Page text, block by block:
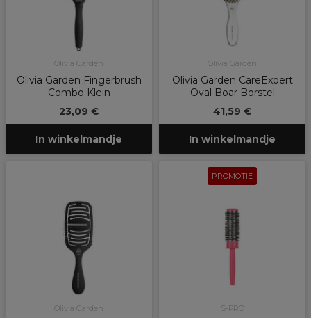
Olivia Garden
Olivia Garden Fingerbrush
Combo Klein
23,09 €
In winkelmandje
Olivia Garden
Olivia Garden CareExpert
Oval Boar Borstel
41,59 €
In winkelmandje
Olivia Garden
PROMOTIE
S-PRO